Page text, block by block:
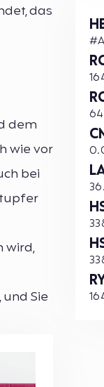
das
dem
wie vor
bei
wird,
Sie